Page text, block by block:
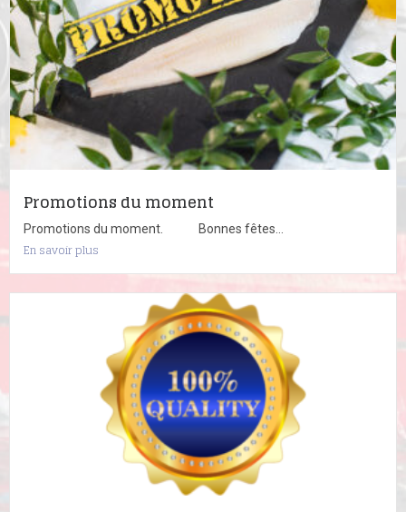
Promotions du moment
Promotions du moment. Bonnes fêtes...
En savoir plus